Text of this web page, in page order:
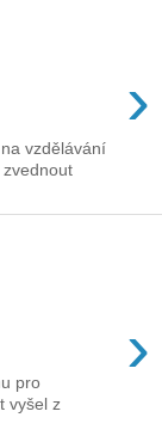
›
vzdělávání
›
pro
vyšel z